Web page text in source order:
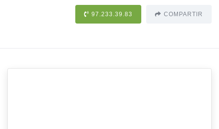
97.233.39.83 COMPARTIR